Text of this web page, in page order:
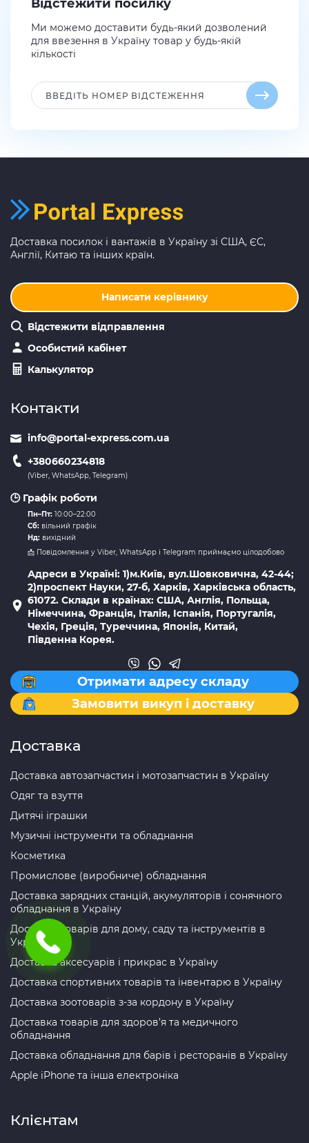
Відстежити посилку
Ми можемо доставити будь-який дозволений
для ввезення в Україну товар у будь-якій
кількості
Доставка посилок і вантажів в Україну зі США, ЄС,
Англії, Китаю та інших країн.
Написати керівнику
Відстежити відправлення
Особистий кабінет
Калькулятор
Контакти
info@portal-express.com.ua
+380660234818
(Viber, WhatsApp, Telegram)
🕒 Графік роботи
Пн–Пт: 10:00–22:00
Сб: вільний графік
Нд: вихідний
📩 Повідомлення у Viber, WhatsApp і Telegram приймаємо цілодобово
Адреси в Україні: 1)м.Київ, вул.Шовковична, 42-44;
2)проспект Науки, 27-б, Харків, Харківська область,
61072. Склади в країнах: США, Англія, Польща,
Німеччина, Франція, Італія, Іспанія, Португалія,
Чехія, Греція, Туреччина, Японія, Китай,
Південна Корея.
Отримати адресу складу
Замовити викуп і доставку
Доставка
Доставка автозапчастин і мотозапчастин в Україну
Одяг та взуття
Дитячі іграшки
Музичні інструменти та обладнання
Косметика
Промислове (виробниче) обладнання
Доставка зарядних станцій, акумуляторів і сонячного
обладнання в Україну
Доставка товарів для дому, саду та інструментів в
Україну
Доставка аксесуарів і прикрас в Україну
Доставка спортивних товарів та інвентарю в Україну
Доставка зоотоварів з-за кордону в Україну
Доставка товарів для здоров’я та медичного
обладнання
Доставка обладнання для барів і ресторанів в Україну
Apple iPhone та інша електроніка
Клієнтам